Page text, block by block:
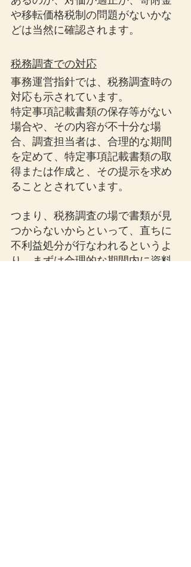
や移転価格税制の問題がないかな
どは当然に確認されます。
税務調査での対応
事務運営指針では、税務調査時の
対応も示されています。
特定事項記載書類の保存等がない
場合や、その内容が不十分な場
合、調査担当者は、合理的な期間
を定めて、特定事項記載書類の取
得または作成と、その提示を求め
ることとされています。
つまり、税務調査の場で書類が見
つからないからといって、直ちに
不利益処分が行なわれるというよ
り、まずは合理的な期間内に資料